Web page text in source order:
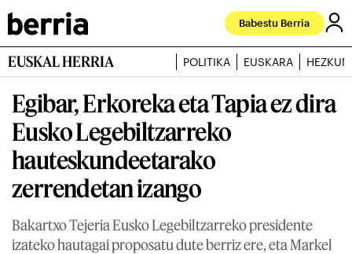
Babestu Berria
EUSKAL HERRIA POLITIKA EUSKARA
Egibar, Erkoreka eta Tapia ez dira
Eusko Legebiltzarreko
hauteskundeetarako
zerrendetan izango
Bakartxo Tejeria Eusko Legebiltzarreko presidente
izateko hautagai proposatu dute berriz ere, eta Markel